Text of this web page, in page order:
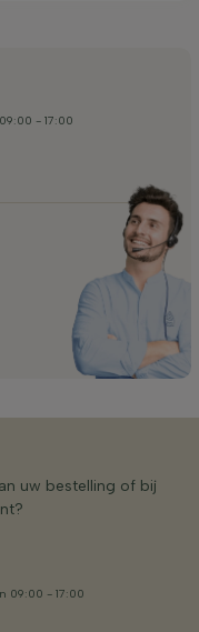
- 17:00
uw bestelling of bij
09:00 - 17:00